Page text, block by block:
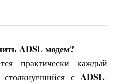
ADSL модем?
практически каждый
столкнувшийся с ADSL-